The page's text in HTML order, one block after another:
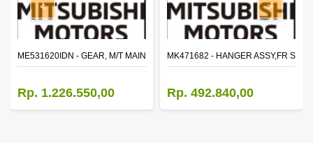
2ND SPEED (M035S5)
ME531620IDN - GEAR, M/T MAIN SHAFT REVERSE
Rp. 1.226.550,00
MK471682 - HANGER ASSY,FR
Rp. 492.840,00
< >